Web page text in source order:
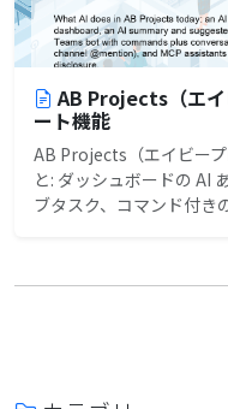
AB Projects（エイ
ート機能
AB Projects（エイビー
と: ダッシュボードの AI
ブタスク、コマンド付き